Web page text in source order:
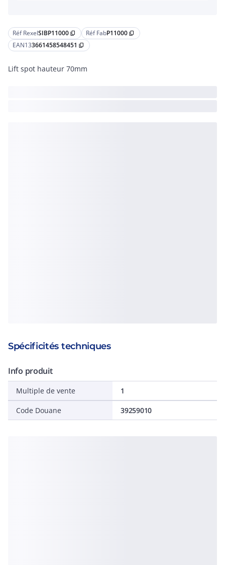
Réf RexelSIBP11000 content_copy Réf FabP11000 content_copy
EAN133661458548451 content_copy
Lift spot hauteur 70mm
Spécificités techniques
Info produit
Multiple de vente 1
Code Douane 39259010